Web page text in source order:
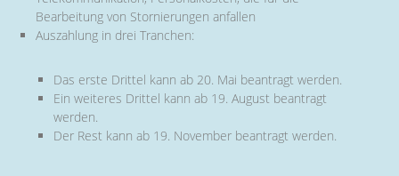
Bearbeitung von Stornierungen anfallen
Auszahlung in drei Tranchen:
Das erste Drittel kann ab 20. Mai beantragt werden.
Ein weiteres Drittel kann ab 19. August beantragt
werden.
Der Rest kann ab 19. November beantragt werden.